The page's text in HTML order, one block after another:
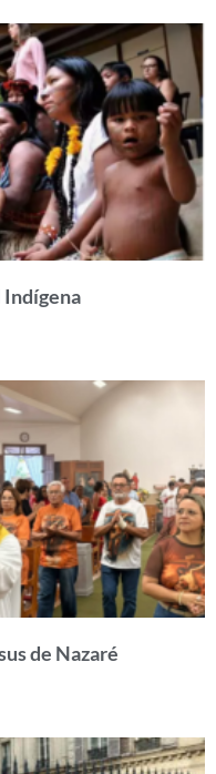
Indígena
de Nazaré